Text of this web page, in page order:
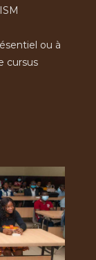
ou à
cursus